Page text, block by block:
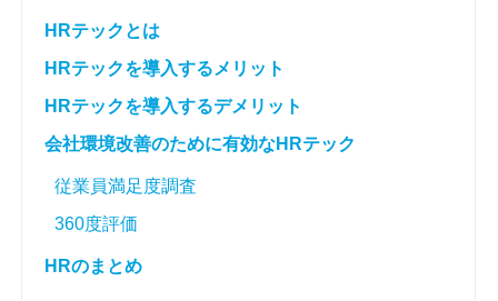
HRテックとは
HRテックを導入するメリット
HRテックを導入するデメリット
会社環境改善のために有効なHRテック
従業員満足度調査
360度評価
HRのまとめ